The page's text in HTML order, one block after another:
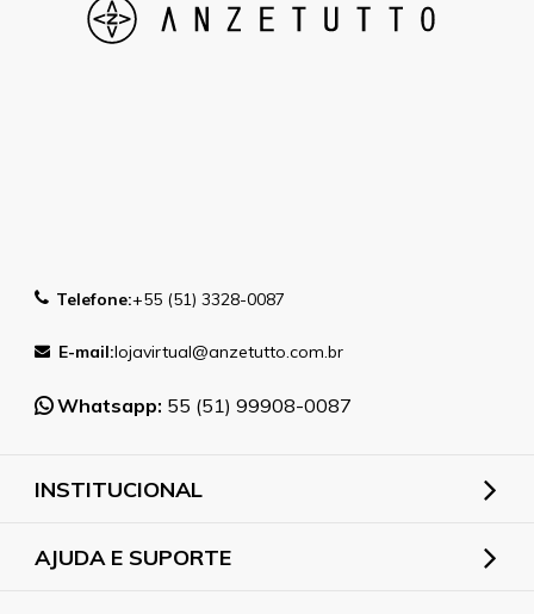
Telefone:+55 (51) 3328-0087
E-mail:lojavirtual@anzetutto.com.br
Whatsapp: 55 (51) 99908-0087
INSTITUCIONAL
AJUDA E SUPORTE